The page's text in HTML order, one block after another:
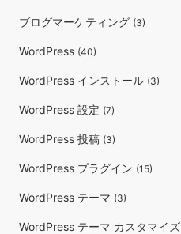
ブログマーケティング (3)
WordPress (40)
WordPress インストール (3)
WordPress 設定 (7)
WordPress 投稿 (3)
WordPress プラグイン (15)
WordPress テーマ (3)
WordPress テーマ カスタマイズ